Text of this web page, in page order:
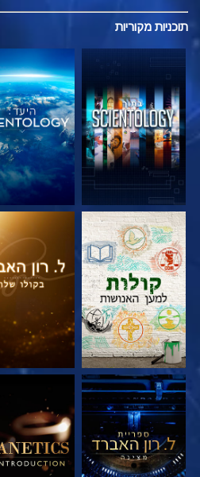
תוכניות מקוריות
בדוק את הסדרה בדוק את
בדוק את הסדרה בדוק את